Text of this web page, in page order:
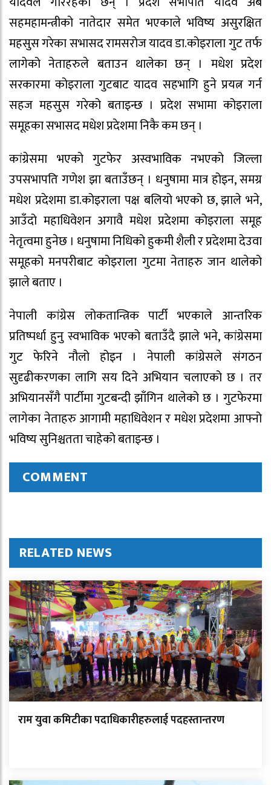
सहमहामन्त्रीको नातेदार समेत भएकाले भविष्य असुरक्षित
महसुस गरेका सभासद रामसरोज यादव डा.कोइराला गुट तर्फ
लागेको नेताहरुले बताउन थालेका छन् । मधेश प्रदेश
सरकारमा कोइराला गुटबाट यादव सहभागि हुने प्रयत्न गर्न
सहज महसुस गरेको बताइन्छ । प्रदेश सभामा कोइराला
समूहका सभासद मधेश प्रदेशमा निकै कम छन् ।
कांग्रेसमा भएको गुटफेर अस्वभाविक नभएको जिल्ला
उपसभापति गणेश झा बताउँछन् । धनुषामा मात्र होइन, समग्र
मधेश प्रदेशमा डा.कोइराला पक्ष बलियो भएको छ, झाले भने,
आउँदो महाधिवेशन अगावै मधेश प्रदेशमा कोइराला समूह
नेतृत्वमा हुनेछ । धनुषामा निधिको हुकमी शैली र प्रदेशमा देउवा
समूहको मनपरीबाट कोइराला गुटमा नेताहरु जान थालेको
झाले बताए ।
नेपाली कांग्रेस लोकतान्त्रिक पार्टी भएकाले आन्तरिक
प्रतिष्पर्धा हुनु स्वभाविक भएको बताउँदै झाले भने, कांग्रेसमा
गुट फेरिने नौलो होइन । नेपाली कांग्रेसले संगठन
सुदृढीकरणका लागि सय दिने अभियान चलाएको छ । तर
अभियानसँगै पार्टीमा गुटबन्दी झाँगिन थालेको छ । गुटफेरमा
लागेका नेताहरु आगामी महाधिवेशन र मधेश प्रदेशमा आफ्नो
भविष्य सुनिश्चतता चाहेको बताइन्छ ।
COMMENT
RELATED NEWS
राम युवा कमिटीका पदाधिकारीहरुलाई पदहस्तान्तरण